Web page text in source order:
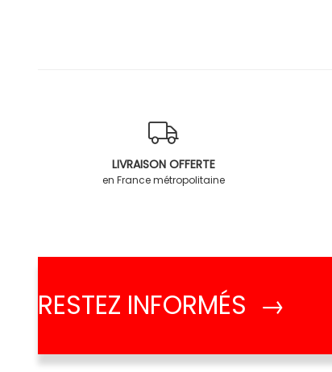
LIVRAISON OFFERTE
en France métropolitaine
RESTEZ INFORMÉS →